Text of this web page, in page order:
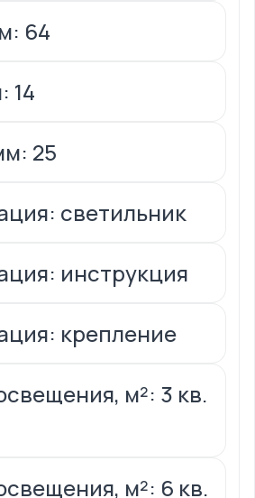
64
14
25
светильник
инструкция
крепление
м²: 3 кв.
м²: 6 кв.